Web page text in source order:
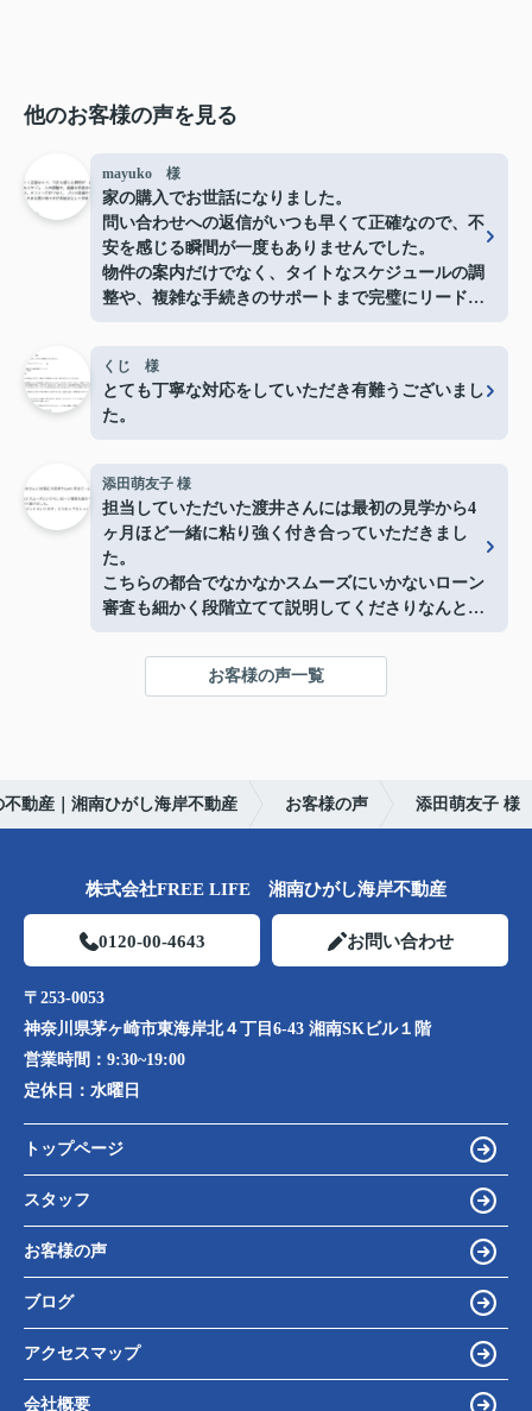
他のお客様の声を見る
mayuko 様
家の購入でお世話になりました。
問い合わせへの返信がいつも早くて正確なので、不
安を感じる瞬間が一度もありませんでした。
物件の案内だけでなく、タイトなスケジュールの調
整や、複雑な手続きのサポートまで完璧にリードし
しっかり説明していただけたので、大きな買い物で
すが終始安心して手続きを進めることができまし
た。
くじ 様
とても丁寧な対応をしていただき有難うございまし
た。
添田萌友子 様
担当していただいた渡井さんには最初の見学から4
ヶ月ほど一緒に粘り強く付き合っていただきまし
た。
こちらの都合でなかなかスムーズにいかないローン
審査も細かく段階立てて説明してくださりなんとか
40万円分の家具のプレゼントもいただき、どれもと
てもしっかりしていて新生活に役立っています。
お客様の声一覧
動産｜湘南ひがし海岸不動産 お客様の声 添田萌友子 様
株式会社FREE LIFE 湘南ひがし海岸不動産
0120-00-4643 お問い合わせ
〒253-0053
神奈川県茅ヶ崎市東海岸北４丁目6-43 湘南SKビル１階
営業時間： 9:30~19:00
定休日： 水曜日
トップページ
スタッフ
お客様の声
ブログ
アクセスマップ
会社概要